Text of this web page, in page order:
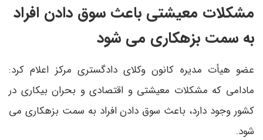
مشکلات معیشتی باعث سوق دادن افراد
به سمت بزهکاری می شود
عضو هیأت مدیره کانون وکلای دادگستری مرکز اعلام کرد:
مادامی که مشکلات معیشتی و اقتصادی و بحران بیکاری در
کشور وجود دارد، باعث سوق دادن افراد به سمت بزهکاری می
شود.